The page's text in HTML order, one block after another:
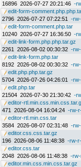
16896 2026-07-27 20:21:46 -
edit-form-
2796 2026-07-27 07:22:51 -
edit-form-comment.php.tar
10240 2026-07-27 16:36:50 -
edit-link-form.php.php.tar.gz
2261
2026-08-02 00:30:32 -
edit-link-form.php.tar
8192 2026-08-02 00:30:32 -
edit.php.php.tar.gz
5704 2026-07-26 04:26:01 -
edit.php.tar
21504 2026-07-30 21:30:42 -
editor-
471
2026-08-04 16:04:24 -rw-
editor-rtl.min.css.tar
3584 2026-08-07 02:31:48 -
editor.css.css.tar.gz
196 2026-08-06 11:48:38 -rw-
editor.css.tar
2048 2026-08-06 11:48:38 -
editor.min.css.min.css.tar.gz